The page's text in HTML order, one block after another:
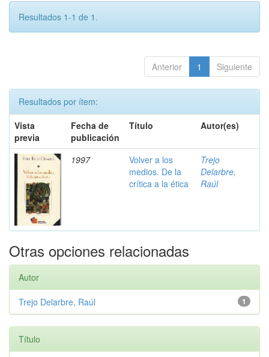
Resultados 1-1 de 1.
Anterior 1 Siguiente
Resultados por ítem:
Vista
previa
Fecha de
publicación
Título Autor(es)
1997
Volver a los
medios. De la
crítica a la ética
Trejo
Delarbre,
Raúl
Otras opciones relacionadas
Autor
1
Trejo Delarbre, Raúl
Título